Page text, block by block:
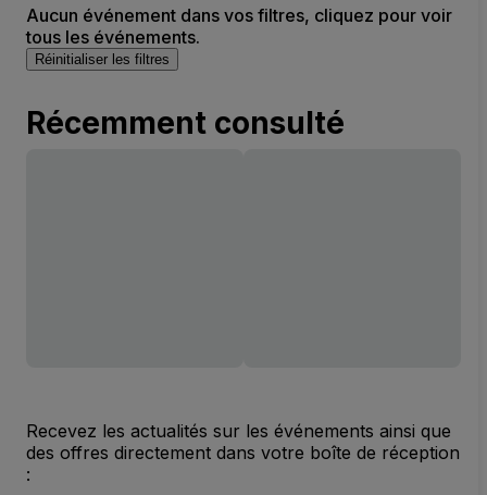
Aucun événement dans vos filtres, cliquez pour voir
tous les événements.
Réinitialiser les filtres
Récemment consulté
Recevez les actualités sur les événements ainsi que
des offres directement dans votre boîte de réception
: